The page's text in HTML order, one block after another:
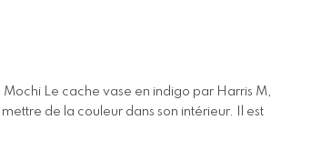
Le cache vase en indigo par Harris M,
de la couleur dans son intérieur. Il est